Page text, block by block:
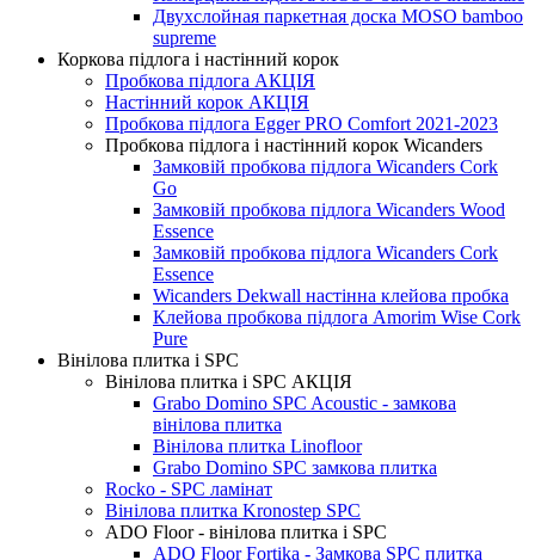
Двухслойная паркетная доска MOSO bamboo
supreme
Коркова підлога і настінний корок
Пробкова підлога АКЦІЯ
Настінний корок АКЦІЯ
Пробкова підлога Egger PRO Comfort 2021-2023
Пробкова підлога і настінний корок Wicanders
Замковій пробкова підлога Wicanders Cork
Go
Замковій пробкова підлога Wicanders Wood
Essence
Замковій пробкова підлога Wicanders Cork
Essence
Wicanders Dekwall настінна клейова пробка
Клейова пробкова підлога Amorim Wise Cork
Pure
Вінілова плитка і SPC
Вінілова плитка і SPC АКЦІЯ
Grabo Domino SPC Acoustic - замкова
вінілова плитка
Вінілова плитка Linofloor
Grabo Domino SPC замкова плитка
Rocko - SPC ламінат
Вінілова плитка Kronostep SPC
ADO Floor - вінілова плитка і SPC
ADO Floor Fortika - Замкова SPC плитка